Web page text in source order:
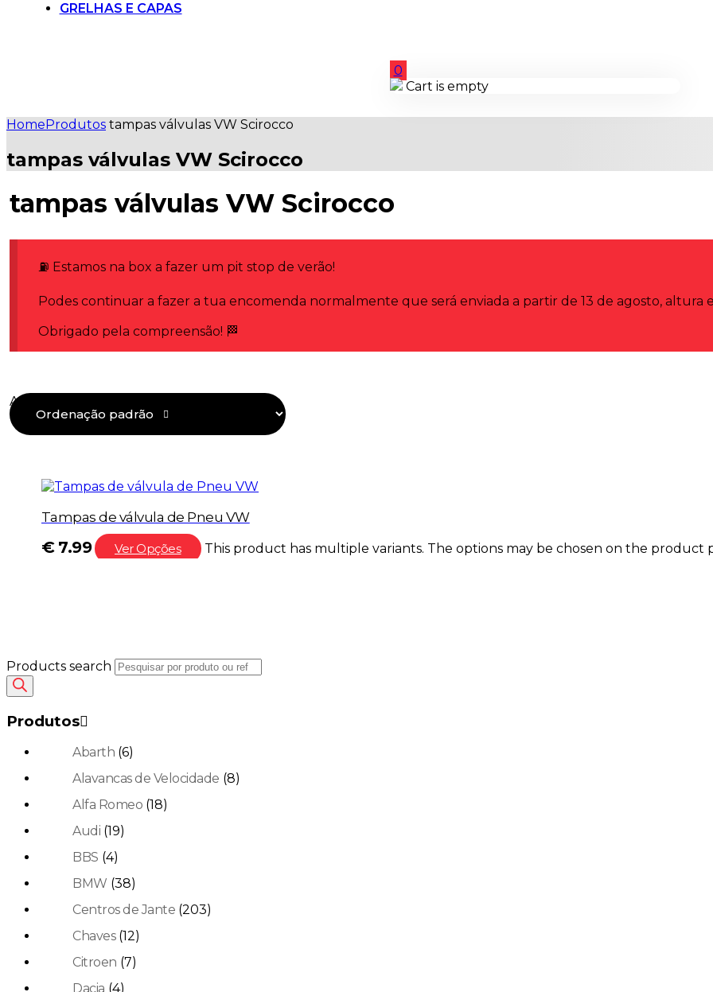
GRELHAS E CAPAS
0
Cart is empty
HomeProdutos tampas válvulas VW Scirocco
tampas válvulas VW Scirocco
tampas válvulas VW Scirocco
⛽ Estamos na box a fazer um pit stop de verão!
Podes continuar a fazer a tua encomenda normalmente que será enviada a partir de 13 de agosto, altura
Obrigado pela compreensão! 🏁
Apenas um resultado
Tampas de válvula de Pneu VW
€ 7.99 Ver Opções This product has multiple variants. The options may be chosen on the product
Products search
Produtos
Abarth (6)
Alavancas de Velocidade (8)
Alfa Romeo (18)
Audi (19)
BBS (4)
BMW (38)
Centros de Jante (203)
Chaves (12)
Citroen (7)
Dacia (4)